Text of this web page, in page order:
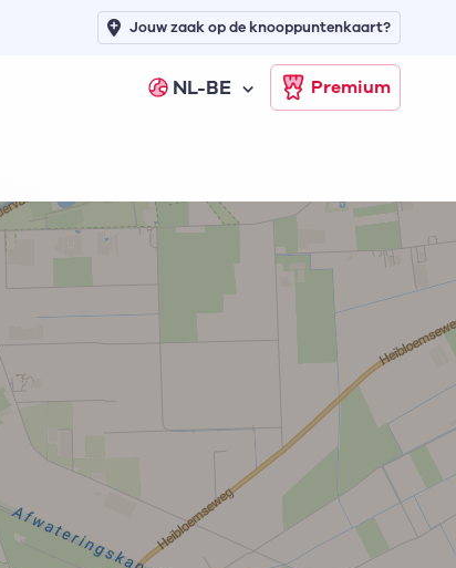
NL-BE Premium
Jouw zaak op de knooppuntenkaart?